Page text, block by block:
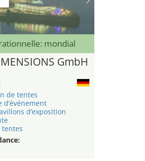
mondial
GmbH
de tentes
d’événement
d’exposition
tentes